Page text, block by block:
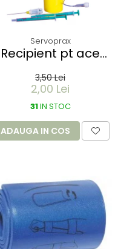
Servoprax
Recipient pt ace
de buzunar 150 ml
3,50 Lei
2,00 Lei
31IN STOC
ADAUGA IN COS